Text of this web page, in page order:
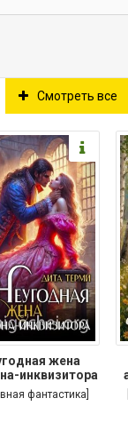
Смотреть все
жена
инквизитора
фантастика]